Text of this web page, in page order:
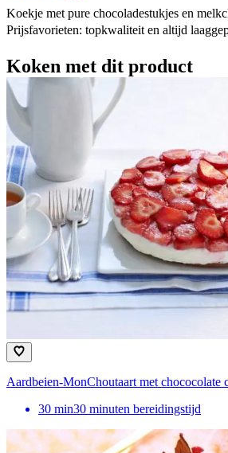
Koekje met pure chocoladestukjes en
Prijsfavorieten: topkwaliteit en altijd
Koken met dit product
Aardbeien-MonChoutaart met chococolate
30 min30 minuten bereidingstijd